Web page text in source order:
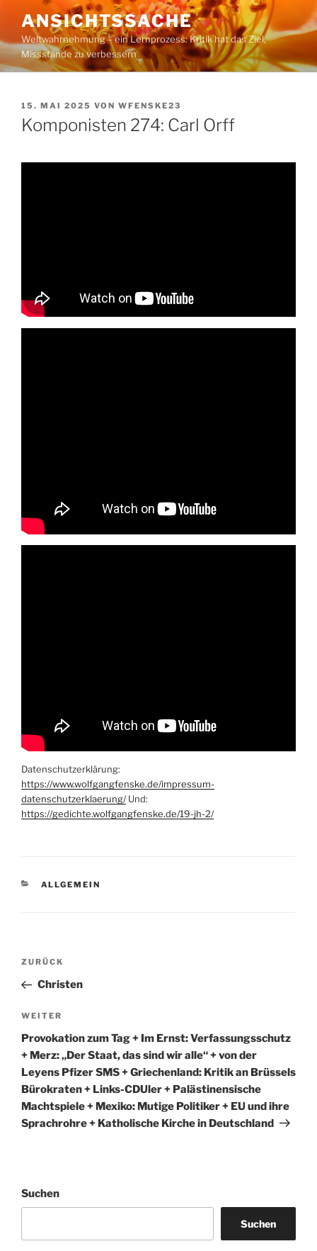
Inhalt
springen
ANSICHTSSACHE
Weltwahrnehmung – ein Lernprozess: Kritik hat das Ziel,
Missstände zu verbessern
VERÖFFENTLICHT
AM
15. MAI 2025 VON WFENSKE23
Komponisten 274: Carl Orff
Datenschutzerklärung:
https://www.wolfgangfenske.de/impressum-
datenschutzerklaerung/Und:
https://gedichte.wolfgangfenske.de/19-jh-2/
KATEGORIEN
ALLGEMEIN
Beitragsnavigation
Vorheriger
Beitrag
ZURÜCK
Christen
Nächster
Beitrag
WEITER
Provokation zum Tag + Im Ernst: Verfassungsschutz
+ Merz: „Der Staat, das sind wir alle“ + von der
Leyens Pfizer SMS + Griechenland: Kritik an Brüssels
Bürokraten + Links-CDUler + Palästinensische
Machtspiele + Mexiko: Mutige Politiker + EU und ihre
Sprachrohre + Katholische Kirche in Deutschland
Suchen
Suchen